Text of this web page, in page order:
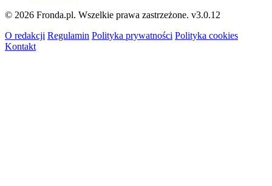
© 2026 Fronda.pl. Wszelkie prawa zastrzeżone. v3.0.12
O redakcji Regulamin Polityka prywatności Polityka cookies
Kontakt